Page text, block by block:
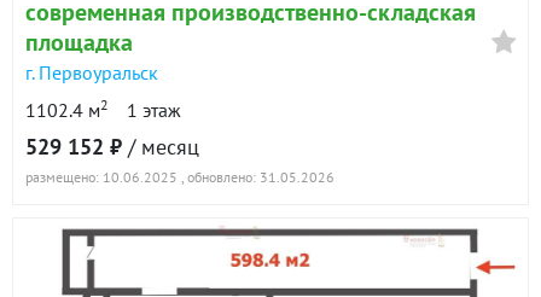
современная производственно-складская
площадка
г. Первоуральск
1102.4 м2 1 этаж
529 152 ₽ / месяц
размещено: 10.06.2025 , обновлено: 31.05.2026